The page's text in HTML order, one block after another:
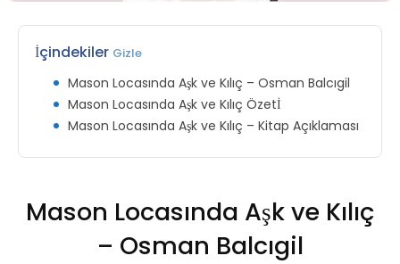
İçindekiler Gizle
Mason Locasında Aşk ve Kılıç – Osman Balcıgil
Mason Locasında Aşk ve Kılıç Özetİ
Mason Locasında Aşk ve Kılıç – Kitap Açıklaması
Mason Locasında Aşk ve Kılıç
– Osman Balcıgil